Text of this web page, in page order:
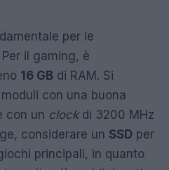
per le
il gaming, è
16 GB di RAM. Si
con una buona
con un clockdi 3200 MHz
considerare un SSD per
principali, in quanto